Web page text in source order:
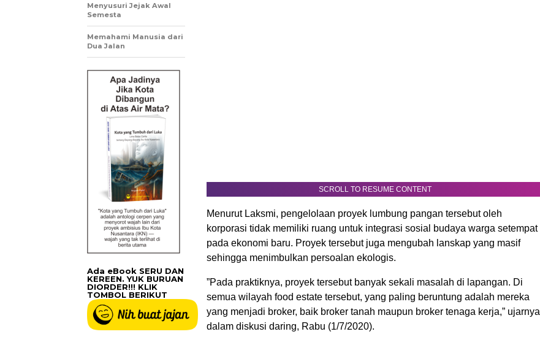
SCROLL TO RESUME CONTENT
Menurut Laksmi, pengelolaan proyek lumbung pangan tersebut oleh
korporasi tidak memiliki ruang untuk integrasi sosial budaya warga setempat
pada ekonomi baru. Proyek tersebut juga mengubah lanskap yang masif
sehingga menimbulkan persoalan ekologis.
”Pada praktiknya, proyek tersebut banyak sekali masalah di lapangan. Di
semua wilayah food estate tersebut, yang paling beruntung adalah mereka
yang menjadi broker, baik broker tanah maupun broker tenaga kerja,” ujarnya
dalam diskusi daring, Rabu (1/7/2020).
Menyusuri Jejak Awal
Semesta
Memahami Manusia dari
Dua Jalan
Ada eBook SERU DAN
KEREEN. YUK BURUAN
DIORDER!!! KLIK
TOMBOL BERIKUT